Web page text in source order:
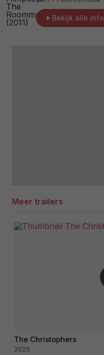
Bekijk alle info
Meer trailers
The Christophers
2025